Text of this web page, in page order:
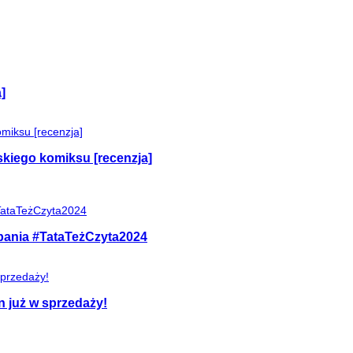
komiksu [recenzja]
#TataTeżCzyta2024
już w sprzedaży!